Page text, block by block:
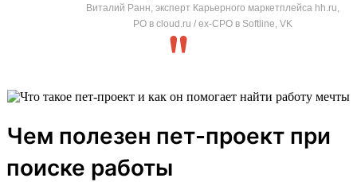
Виталий Ранн, эксперт Карьерного маркетплейса hh.ru,
PO в cloud.ru / ex-CPO в Softline, VK
Чем полезен пет-проект при
поиске работы